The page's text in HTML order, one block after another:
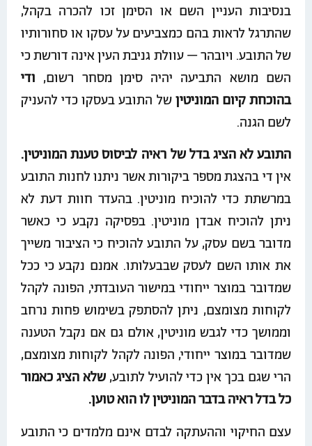
בנסיבות העניין השם או הסימן זכו להכרה בקהל,
שהתרגל לראות בהם כמצביעים על עסקו או סחורותיו
של התובע. ויובהר – עוולת גניבת העין אינה דורשת כי
השם מושא התביעה יהיה סימן מסחר רשום, ודי
בהוכחת קיום המוניטיןשל התובע בעסקו כדי להעניק
לשם הגנה.
התובע לא הציג בדל של ראיה לביסוס טענת המוניטין.
אין די בהצגת מספר ביקורות אשר ניתנו לחנות התובע
במרשתת כדי להוכיח מוניטין. בהעדר חוות דעת לא
ניתן להוכיח אבדן מוניטין. בפסיקה נקבע כי כאשר
מדובר בשם עסק, על התובע להוכיח כי הציבור משייך
את אותו השם לעסק שבבעלותו. אמנם נקבע כי ככל
שמדובר במוצר ייחודי במישור העובדתי, הפונה לקהל
לקוחות מצומצם, ניתן להסתפק בשימוש פחות נרחב
וממושך כדי לגבש מוניטין, אולם גם אם נקבל הטענה
שמדובר במוצר ייחודי, הפונה לקהל לקוחות מצומצם,
הרי שגם בכך אין כדי להועיל לתובע,שלא הציג כאמור
כל בדל ראיה בדבר המוניטין לו הוא טוען.
עצם החיקוי וההעתקה לבדם אינם מלמדים כי התובע